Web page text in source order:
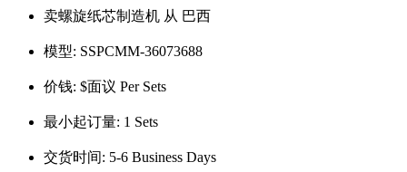
卖螺旋纸芯制造机 从 巴西
模型: SSPCMM-36073688
价钱: $面议 Per Sets
最小起订量: 1 Sets
交货时间: 5-6 Business Days